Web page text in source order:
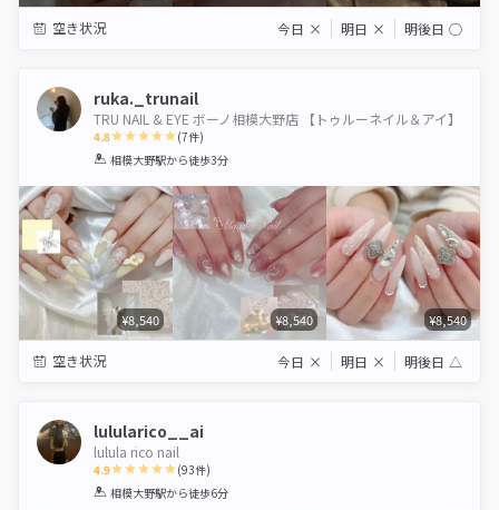
空き状況 今日 × 明日 × 明後日 ◯
ruka._trunail
TRU NAIL & EYE ボーノ相模大野店 【トゥルーネイル＆アイ】
4.8
1 2 3 4 5
(7件)
相模大野駅から徒歩3分
¥8,540 ¥8,540 ¥8,540
空き状況 今日 × 明日 × 明後日 △
lulularico__ai
lulula rico nail
4.9
1 2 3 4 5
(93件)
相模大野駅から徒歩6分